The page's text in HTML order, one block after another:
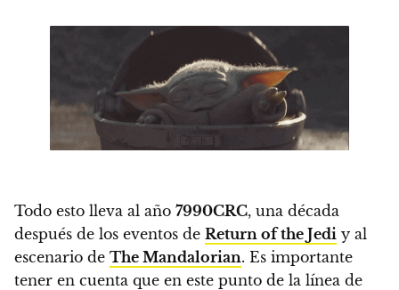
Todo esto lleva al año 7990CRC, una década
después de los eventos de Return of the Jedi y al
escenario de The Mandalorian. Es importante
tener en cuenta que en este punto de la línea de